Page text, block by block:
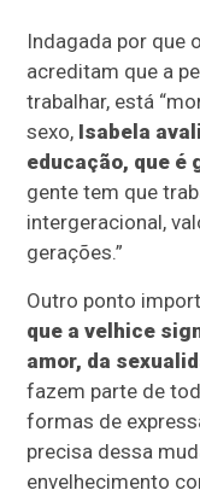
Indagada por que
acreditam que a
trabalhar, está
sexo, Isabela
educação, que é
gente tem que
intergeracional,
gerações.”
Outro ponto
que a velhice
amor, da
fazem parte de
formas de
precisa dessa
envelhecimento